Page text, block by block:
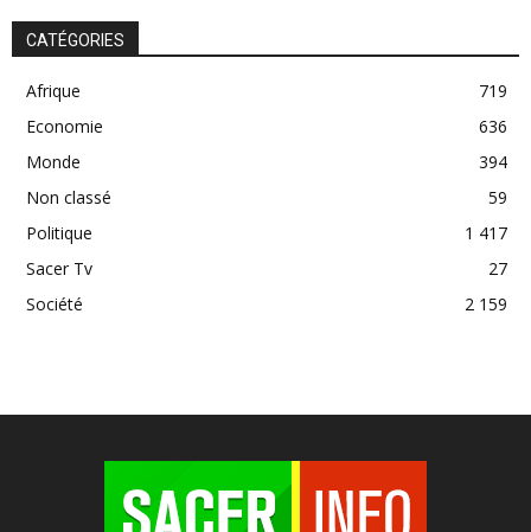
CATÉGORIES
Afrique
719
Economie
636
Monde
394
Non classé
59
Politique
1 417
Sacer Tv
27
Société
2 159